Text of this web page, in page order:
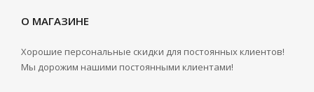
О МАГАЗИНЕ
Хорошие персональные скидки для постоянных клиентов!
Мы дорожим нашими постоянными клиентами!